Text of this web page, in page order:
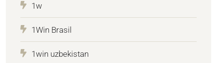
1w
1Win Brasil
1win uzbekistan